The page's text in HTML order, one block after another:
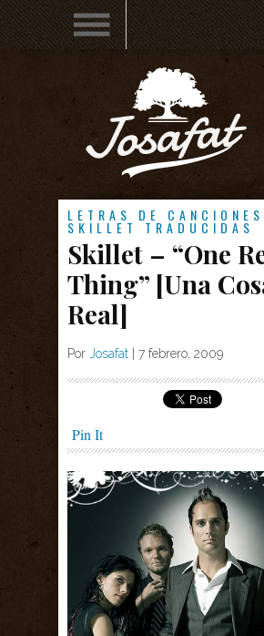
LETRAS DE CANCIONES
SKILLET TRADUCIDAS
Skillet – “One
Thing” [Una
Real]
Por Josafat 7 febrero, 2009
Pin It